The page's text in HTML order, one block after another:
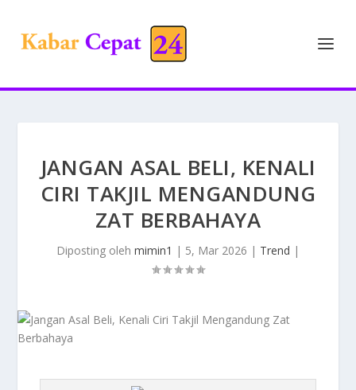
JANGAN ASAL BELI, KENALI
CIRI TAKJIL MENGANDUNG
ZAT BERBAHAYA
Diposting oleh mimin1 | 5, Mar 2026 | Trend |